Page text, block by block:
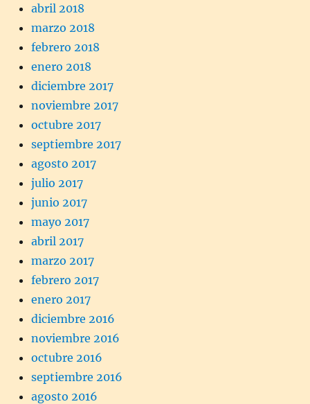
abril 2018
marzo 2018
febrero 2018
enero 2018
diciembre 2017
noviembre 2017
octubre 2017
septiembre 2017
agosto 2017
julio 2017
junio 2017
mayo 2017
abril 2017
marzo 2017
febrero 2017
enero 2017
diciembre 2016
noviembre 2016
octubre 2016
septiembre 2016
agosto 2016